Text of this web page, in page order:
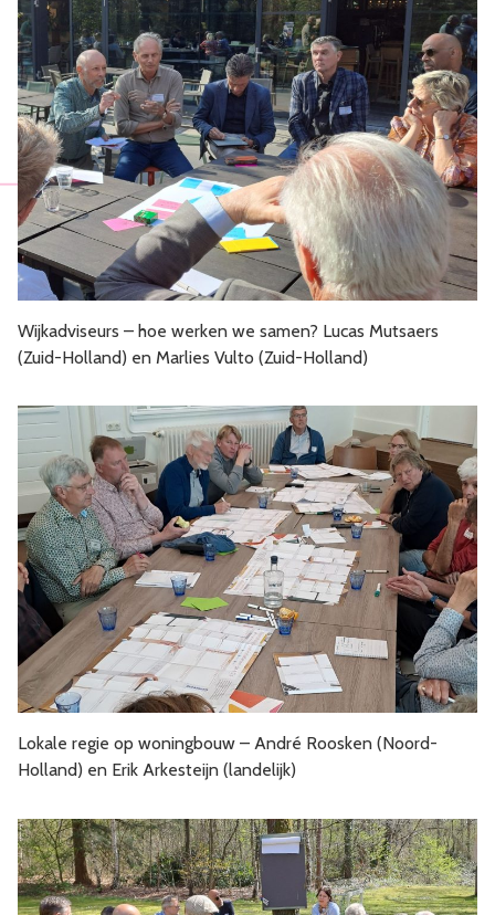
Wijkadviseurs – hoe werken we samen? Lucas Mutsaers
(Zuid-Holland) en Marlies Vulto (Zuid-Holland)
Lokale regie op woningbouw – André Roosken (Noord-
Holland) en Erik Arkesteijn (landelijk)